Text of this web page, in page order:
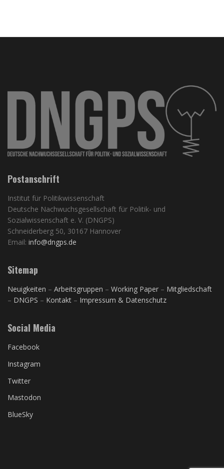
Postanschrift
Institut für Politikwissenschaft
Deutsche Nachwuchsgesellschaft für Politik- und
Sozialwissenschaft e. V. (DNGPS)
Schneiderberg 50, 30167 Hannover
Email: info@dngps.de
Sitemap
Neuigkeiten – Arbeitsgruppen – Working Paper – Mitgliedschaft
– DNGPS – Kontakt – Impressum & Datenschutz
Social Media
Facebook
Instagram
Twitter
Mastodon
BlueSky